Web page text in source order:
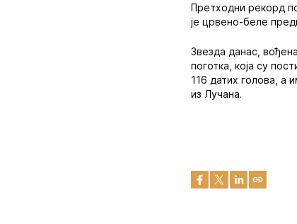
Претходни рекорд
је црвено-беле
Звезда данас,
поготка, која су
116 датих голова, а
из Лучана.